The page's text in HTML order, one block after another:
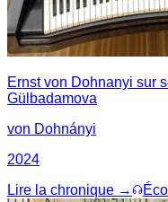
Ernst von Dohnanyi sur
Gülbadamova
von Dohnányi
2024
Lire la chronique →